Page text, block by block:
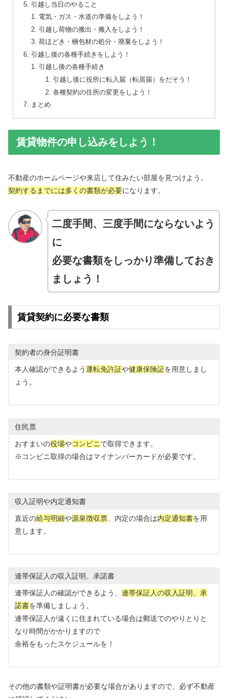
引越し当日のやること
電気・ガス・水道の準備をしよう！
引越し荷物の搬出・搬入をしよう！
荷ほどき・梱包材の処分・廃棄をしよう！
引越し後の各種手続きをしよう！
引越し後の各種手続き
引越し後に役所に転入届（転居届）をだそう！
各種契約の住所の変更をしよう！
まとめ
賃貸物件の申し込みをしよう！
不動産のホームページや来店して住みたい部屋を見つけよう。
契約するまでには多くの書類が必要になります。
二度手間、三度手間にならないよう
に
必要な書類をしっかり準備しておき
ましょう！
賃貸契約に必要な書類
契約者の身分証明書
本人確認ができるよう運転免許証や健康保険証を用意しまし
ょう。
住民票
おすまいの役場やコンビニで取得できます。
※コンビニ取得の場合はマイナンバーカードが必要です。
収入証明や内定通知書
直近の給与明細や源泉徴収票、内定の場合は内定通知書を用
意します。
連帯保証人の収入証明、承諾書
連帯保証人の確認ができるよう、連帯保証人の収入証明、承
諾書を準備しましょう。
連帯保証人が遠くに住まれている場合は郵送でのやりとりと
なり時間がかかりますので
余裕をもったスケジュールを！
その他の書類や証明書が必要な場合がありますので、必ず不動産